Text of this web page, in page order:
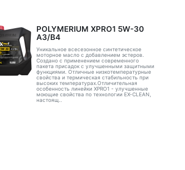
POLYMERIUM XPRO1 5W-30
A3/B4
Уникальное всесезонное синтетическое
моторное масло с добавлением эстеров.
Создано с применением современного
пакета присадок с улучшенными защитными
функциями. Отличные низкотемпературные
свойства и термическая стабильность при
высоких температурах.Отличительная
особенность линейки XPRO1 - улучшенные
моющие свойства по технологии EX-CLEAN,
настоящ..